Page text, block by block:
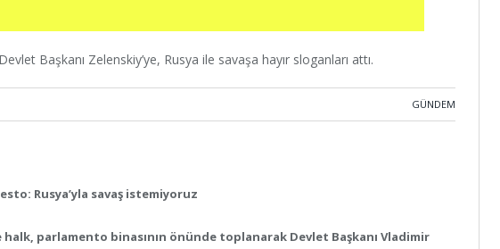
Başkanı Zelenskiy’ye, Rusya ile savaşa hayır sloganları attı.
GÜNDEM
Rusya’yla savaş istemiyoruz
halk, parlamento binasının önünde toplanarak Devlet Başkanı Vladimir